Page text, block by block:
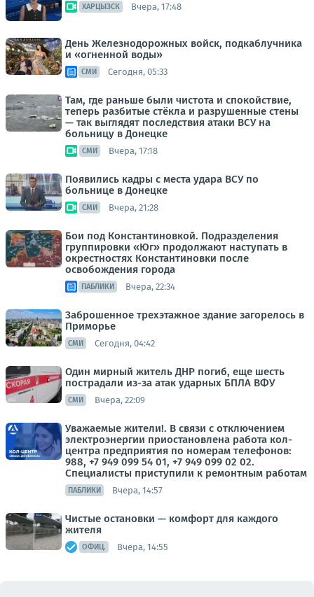
ХАРЦЫЗСК Вчера, 17:48
День Железнодорожных войск, подкаблучника
и «огненной воды»
СМИ Сегодня, 05:33
Там, где раньше были чистота и спокойствие,
теперь разбитые стёкла и разрушенные стены
— так выглядят последствия атаки ВСУ на
больницу в Донецке
СМИ Вчера, 17:18
Появились кадры с места удара ВСУ по
больнице в Донецке
СМИ Вчера, 21:28
Бои под Константиновкой. Подразделения
группировки «Юг» продолжают наступать в
окрестностях Константиновки после
освобождения города
ПАБЛИКИ Вчера, 22:34
Заброшенное трехэтажное здание загорелось в
Приморье
СМИ Сегодня, 04:42
Один мирный житель ДНР погиб, еще шесть
пострадали из-за атак ударных БПЛА ВФУ
СМИ Вчера, 22:09
Уважаемые жители!. В связи с отключением
электроэнергии приостановлена работа кол-
центра предприятия по номерам телефонов:
988, +7 949 099 54 01, +7 949 099 02 02.
Специалисты приступили к ремонтным работам
ПАБЛИКИ Вчера, 14:57
Чистые остановки — комфорт для каждого
жителя
ОФИЦ. Вчера, 14:55